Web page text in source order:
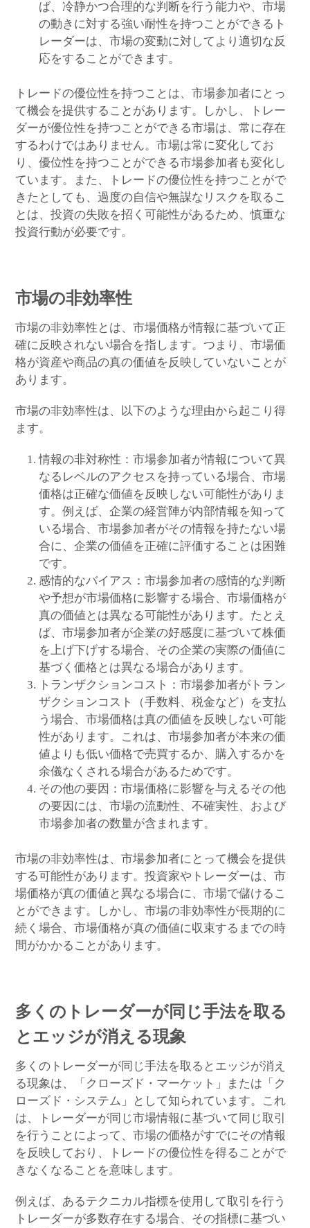
ば、冷静かつ合理的な判断を行う能力や、市場
の動きに対する強い耐性を持つことができるト
レーダーは、市場の変動に対してより適切な反
応をすることができます。
トレードの優位性を持つことは、市場参加者にとっ
て機会を提供することがあります。しかし、トレー
ダーが優位性を持つことができる市場は、常に存在
するわけではありません。市場は常に変化してお
り、優位性を持つことができる市場参加者も変化し
ています。また、トレードの優位性を持つことがで
きたとしても、過度の自信や無謀なリスクを取るこ
とは、投資の失敗を招く可能性があるため、慎重な
投資行動が必要です。
市場の非効率性
市場の非効率性とは、市場価格が情報に基づいて正
確に反映されない場合を指します。つまり、市場価
格が資産や商品の真の価値を反映していないことが
あります。
市場の非効率性は、以下のような理由から起こり得
ます。
情報の非対称性：市場参加者が情報について異
なるレベルのアクセスを持っている場合、市場
価格は正確な価値を反映しない可能性がありま
す。例えば、企業の経営陣が内部情報を知って
いる場合、市場参加者がその情報を持たない場
合に、企業の価値を正確に評価することは困難
です。
感情的なバイアス：市場参加者の感情的な判断
や予想が市場価格に影響する場合、市場価格が
真の価値とは異なる可能性があります。たとえ
ば、市場参加者が企業の好感度に基づいて株価
を上げ下げする場合、その企業の実際の価値に
基づく価格とは異なる場合があります。
トランザクションコスト：市場参加者がトラン
ザクションコスト（手数料、税金など）を支払
う場合、市場価格は真の価値を反映しない可能
性があります。これは、市場参加者が本来の価
値よりも低い価格で売買するか、購入するかを
余儀なくされる場合があるためです。
その他の要因：市場価格に影響を与えるその他
の要因には、市場の流動性、不確実性、および
市場参加者の数量が含まれます。
市場の非効率性は、市場参加者にとって機会を提供
する可能性があります。投資家やトレーダーは、市
場価格が真の価値と異なる場合に、市場で儲けるこ
とができます。しかし、市場の非効率性が長期的に
続く場合、市場価格が真の価値に収束するまでの時
間がかかることがあります。
多くのトレーダーが同じ手法を取る
とエッジが消える現象
多くのトレーダーが同じ手法を取るとエッジが消え
る現象は、「クローズド・マーケット」または「ク
ローズド・システム」として知られています。これ
は、トレーダーが同じ市場情報に基づいて同じ取引
を行うことによって、市場の価格がすでにその情報
を反映しており、トレードの優位性を得ることがで
きなくなることを意味します。
例えば、あるテクニカル指標を使用して取引を行う
トレーダーが多数存在する場合、その指標に基づい